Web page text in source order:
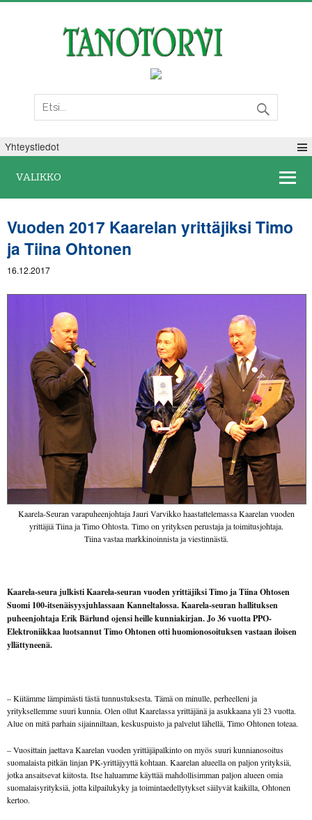
Yhteystiedot
VALIKKO
Vuoden 2017 Kaarelan yrittäjiksi Timo
ja Tiina Ohtonen
16.12.2017
Kaarela-Seuran varapuheenjohtaja Jauri Varvikko haastattelemassa Kaarelan vuoden
yrittäjiä Tiina ja Timo Ohtosta. Timo on yrityksen perustaja ja toimitusjohtaja.
Tiina vastaa markkinoinnista ja viestinnästä.
Kaarela-seura julkisti Kaarela-seuran vuoden yrittäjiksi Timo ja Tiina Ohtosen
Suomi 100-itsenäisyysjuhlassaan Kanneltalossa. Kaarela-seuran hallituksen
puheenjohtaja Erik Bärlund ojensi heille kunniakirjan. Jo 36 vuotta PPO-
Elektroniikkaa luotsannut Timo Ohtonen otti huomionosoituksen vastaan iloisen
yllättyneenä.
– Kiitämme lämpimästi tästä tunnustuksesta. Tämä on minulle, perheelleni ja
yrityksellemme suuri kunnia. Olen ollut Kaarelassa yrittäjänä ja asukkaana yli 23 vuotta.
Alue on mitä parhain sijainniltaan, keskuspuisto ja palvelut lähellä, Timo Ohtonen toteaa.
– Vuosittain jaettava Kaarelan vuoden yrittäjäpalkinto on myös suuri kunnianosoitus
suomalaista pitkän linjan PK-yrittäjyyttä kohtaan. Kaarelan alueella on paljon yrityksiä,
jotka ansaitsevat kiitosta. Itse haluamme käyttää mahdollisimman paljon alueen omia
suomalaisyrityksiä, jotta kilpailukyky ja toimintaedellytykset säilyvät kaikilla, Ohtonen
kertoo.